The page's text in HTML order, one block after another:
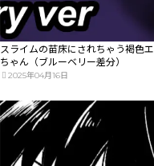
スライムの苗床にされちゃう褐色
ちゃん（ブルーベリー差分）
2025年04月16日